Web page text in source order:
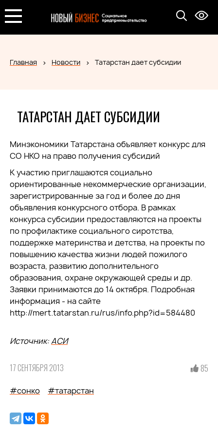
Главная Новости Татарстан дает субсидии
ТАТАРСТАН ДАЕТ СУБСИДИИ
Минэкономики Татарстана объявляет конкурс для
СО НКО на право получения субсидий
К участию приглашаются социально
ориентированные некоммерческие организации,
зарегистрированные за год и более до дня
объявления конкурсного отбора. В рамках
конкурса субсидии предоставляются на проекты
по профилактике социального сиротства,
поддержке материнства и детства, на проекты по
повышению качества жизни людей пожилого
возраста, развитию дополнительного
образования, охране окружающей среды и др.
Заявки принимаются до 14 октября. Подробная
информация - на сайте
http://mert.tatarstan.ru/rus/info.php?id=584480
Источник:АСИ
17 СЕНТЯБРЯ 2013 85
#сонко #татарстан